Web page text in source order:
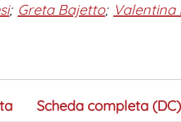
; Greta Bajetto; Valentina
Scheda completa (DC)